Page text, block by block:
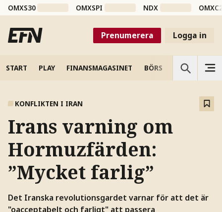
OMXS30 OMXSPI NDX
Prenumerera Logga in
START PLAY FINANSMAGASINET BÖRS VETENSKAP
KONFLIKTEN I IRAN
Irans varning om
Hormuzfärden:
”Mycket farlig”
Det Iranska revolutionsgardet varnar för att det är
"oacceptabelt och farligt" att passera